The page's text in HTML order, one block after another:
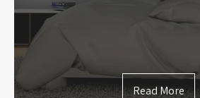
Read More